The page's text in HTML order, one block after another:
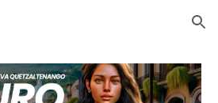
Skip to navigation